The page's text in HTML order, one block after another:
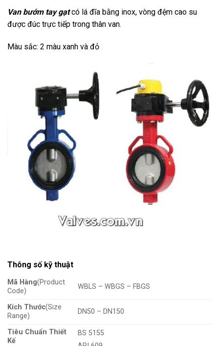
Van bướm tay gạtcó lá đĩa bằng inox, vòng đệm cao su
được đúc trực tiếp trong thân van.
Màu sắc: 2 màu xanh và đỏ
Thông số kỹ thuật
Mã Hàng(Product
Code)
WBLS – WBGS – FBGS
Kích Thước(Size
Range)
DN50 – DN150
Tiêu Chuẩn Thiết
Kế
BS 5155